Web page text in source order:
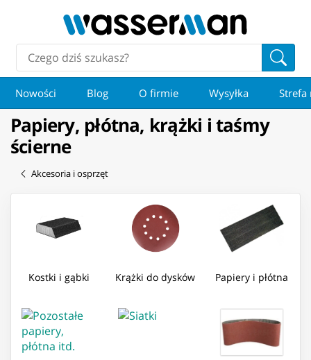
Nowości Blog O firmie Wysyłka Strefa
Papiery, płótna, krążki i taśmy
ścierne
Akcesoria i osprzęt
Kostki i gąbki Krążki do dysków Papiery i płótna